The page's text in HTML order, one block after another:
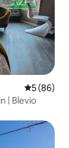
Note
5 (86)
| Blevio